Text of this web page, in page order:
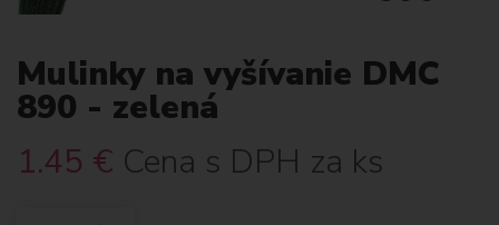
Mulinky na vyšívanie DMC
890 - zelená
1.45 € Cena s DPH za ks